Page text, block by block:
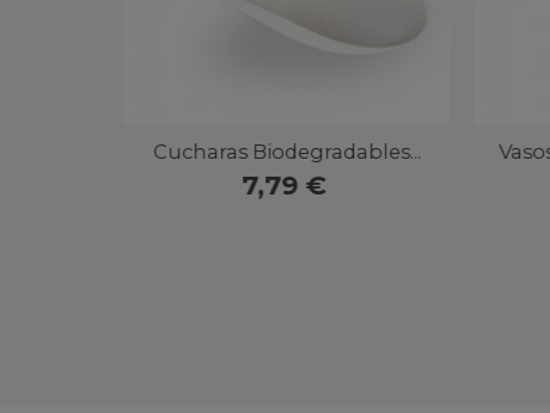
Biodegradables... Vista rápida
Vasos Biodegradables